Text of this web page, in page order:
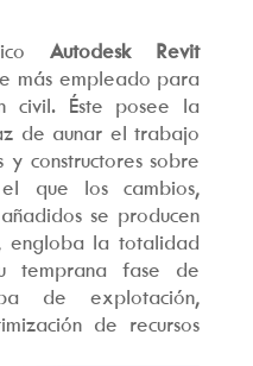
Autodesk Revit
más empleado para
civil. Éste posee la
de aunar el trabajo
constructores sobre
que los cambios,
se producen
engloba la totalidad
temprana fase de
de explotación,
de recursos